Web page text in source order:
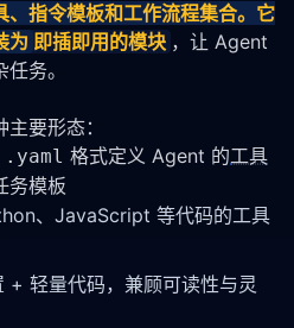
、指令模板和工作流程集合。它
为 即插即用的模块 ，让 Agent
务。
要形态：
.yaml 格式定义 Agent 的工具
务模板
、JavaScript 等代码的工具
+ 轻量代码，兼顾可读性与灵